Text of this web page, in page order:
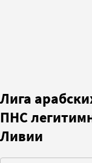
Лига
ПНС
Ливии